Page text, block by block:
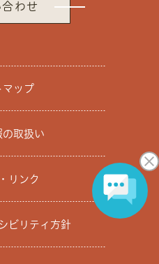
合わせ
マップ
の取扱い
リンク
ビリティ方針